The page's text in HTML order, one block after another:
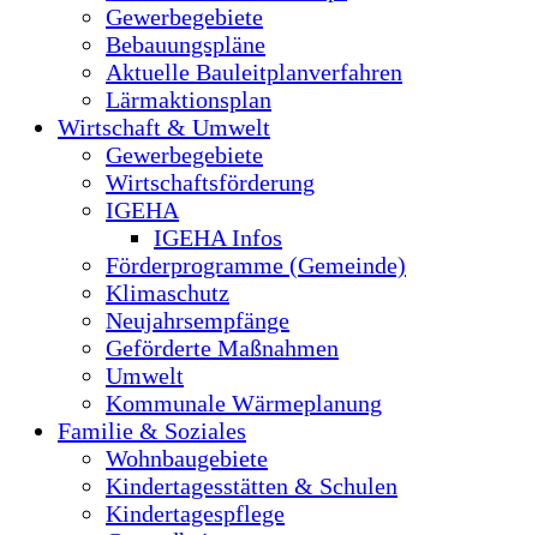
Gewerbegebiete
Bebauungspläne
Aktuelle Bauleitplanverfahren
Lärmaktionsplan
Wirtschaft & Umwelt
Gewerbegebiete
Wirtschaftsförderung
IGEHA
IGEHA Infos
Förderprogramme (Gemeinde)
Klimaschutz
Neujahrsempfänge
Geförderte Maßnahmen
Umwelt
Kommunale Wärmeplanung
Familie & Soziales
Wohnbaugebiete
Kindertagesstätten & Schulen
Kindertagespflege